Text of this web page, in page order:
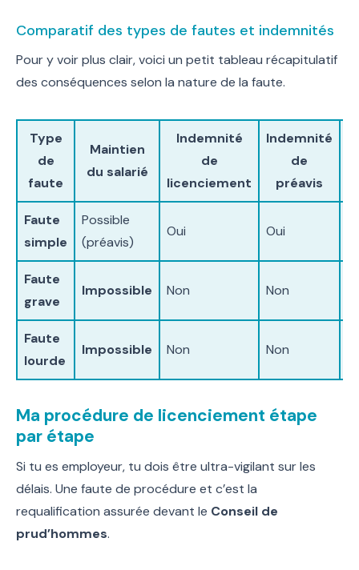
Comparatif des types de fautes et indemnités
Pour y voir plus clair, voici un petit tableau récapitulatif
des conséquences selon la nature de la faute.
Type
de
faute
Maintien
du salarié
Indemnité
de
licenciement
Indemnité
de
préavis
Faute
simple
Possible
(préavis)
Oui Oui
Faute
grave
Impossible Non Non
Faute
lourde
Impossible Non Non
Ma procédure de licenciement étape
par étape
Si tu es employeur, tu dois être ultra-vigilant sur les
délais. Une faute de procédure et c’est la
requalification assurée devant le Conseil de
prud’hommes.